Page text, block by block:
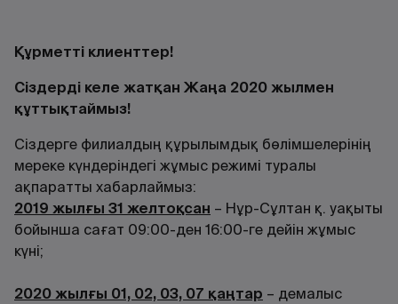
Құрметті клиенттер!
Сіздерді келе жатқан Жаңа 2020 жылмен
құттықтаймыз!
Сіздерге филиалдың құрылымдық бөлімшелерінің
мереке күндеріндегі жұмыс режимі туралы
ақпаратты хабарлаймыз:
2019 жылғы 31 желтоқсан – Нұр-Сұлтан қ. уақыты
бойынша сағат 09:00-ден 16:00-ге дейін жұмыс
күні;
2020 жылғы 01, 02, 03, 07 қаңтар – демалыс